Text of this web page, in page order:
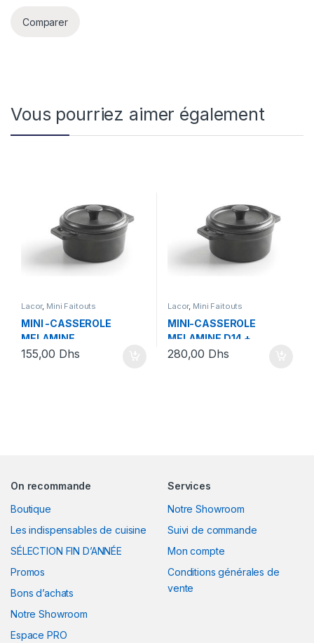
Comparer
Vous pourriez aimer également
Lacor, Mini Faitouts
MINI -CASSEROLE
MELAMINE
D10.+COUVERCLE .GREY
155,00 Dhs
Lacor, Mini Faitouts
MINI-CASSEROLE
MELAMINE D14 +
COUVERCLE GRIS
280,00 Dhs
On recommande
Boutique
Les indispensables de cuisine
SÉLECTION FIN D’ANNÉE
Promos
Bons d’achats
Notre Showroom
Espace PRO
Services
Notre Showroom
Suivi de commande
Mon compte
Conditions générales de
vente